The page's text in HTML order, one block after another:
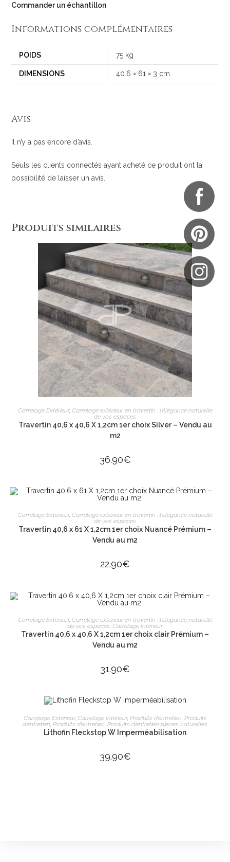
Commander un échantillon
Informations complémentaires
POIDS 75 kg
DIMENSIONS 40.6 × 61 × 3 cm
Avis
Il n’y a pas encore d’avis.
Seuls les clients connectés ayant acheté ce produit ont la
possibilité de laisser un avis.
Produits similaires
AJOUTER AU PANIER
Carrelage Extérieur, Carrelage extérieur en travertin : l'élégance naturelle
de vos espaces
Travertin 40,6 x 40,6 X 1,2cm 1er choix Silver – Vendu au
m2
36.90€
AJOUTER AU PANIER
Carrelage Extérieur, Carrelage extérieur en travertin : l'élégance naturelle
de vos espaces
Travertin 40,6 x 61 X 1,2cm 1er choix Nuancé Prémium –
Vendu au m2
22.90€
AJOUTER AU PANIER
Carrelage Extérieur, Carrelage extérieur en travertin : l'élégance naturelle
de vos espaces Carrelage Intérieur
Travertin 40,6 x 40,6 X 1,2cm 1er choix clair Prémium –
Vendu au m2
31.90€
AJOUTER AU PANIER
Carrelage Extérieur, Carrelage Intérieur, Produits d’entretien, Produits
d’entretien, Produits d’entretien, Produits d’entretien pierres naturelles
Lithofin Fleckstop W Imperméabilisation
39.90€